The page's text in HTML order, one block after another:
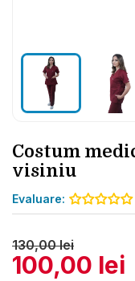
Costum
visiniu
Evaluare:
130,00 lei
100,00 lei